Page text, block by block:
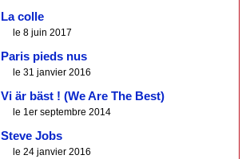
La colle
le 8 juin 2017
Paris pieds nus
le 31 janvier 2016
Vi är bäst ! (We Are The Best)
le 1er septembre 2014
Steve Jobs
le 24 janvier 2016